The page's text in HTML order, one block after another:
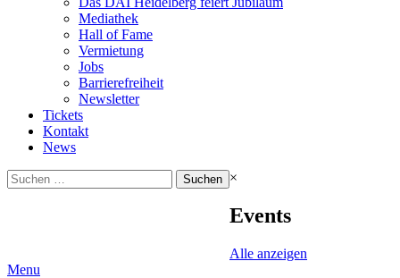
Mediathek
Hall of Fame
Vermietung
Jobs
Barrierefreiheit
Newsletter
Tickets
Kontakt
News
Suchen
nach:
×
Events
Alle anzeigen
Menu